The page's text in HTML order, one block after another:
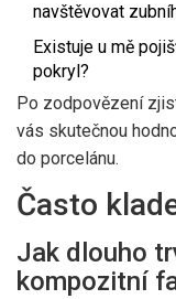
navštěvovat
Existuje u mě
pokryl?
Po zodpovězení
vás skutečnou
do porcelánu.
Často
Jak dlouho
kompozitní